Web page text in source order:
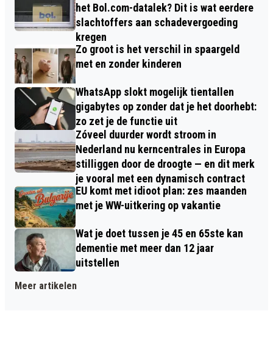
het Bol.com-datalek? Dit is wat eerdere
slachtoffers aan schadevergoeding
kregen
Zo groot is het verschil in spaargeld
met en zonder kinderen
WhatsApp slokt mogelijk tientallen
gigabytes op zonder dat je het doorhebt:
zo zet je de functie uit
Zóveel duurder wordt stroom in
Nederland nu kerncentrales in Europa
stilliggen door de droogte — en dit merk
je vooral met een dynamisch contract
EU komt met idioot plan: zes maanden
met je WW-uitkering op vakantie
Wat je doet tussen je 45 en 65ste kan
dementie met meer dan 12 jaar
uitstellen
Meer artikelen